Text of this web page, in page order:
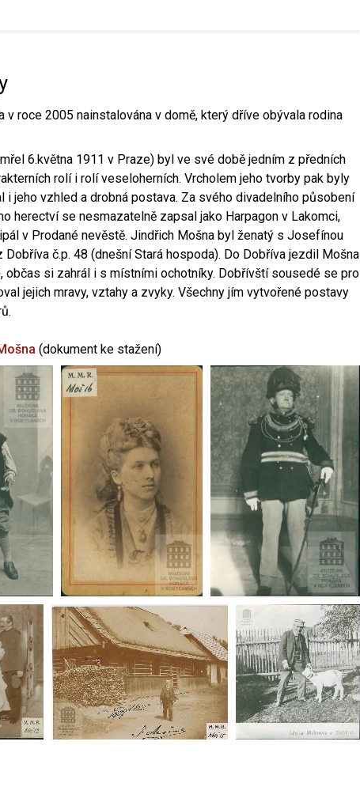
roce 2005 nainstalována v domě, který dříve obývala rodina
6.května 1911 v Praze) byl ve své době jedním z předních
rolí i rolí veseloherních. Vrcholem jeho tvorby pak byly
jeho vzhled a drobná postava. Za svého divadelního působení
herectví se nesmazatelně zapsal jako Harpagon v Lakomci,
v Prodané nevěstě. Jindřich Mošna byl ženatý s Josefínou
č.p. 48 (dnešní Stará hospoda). Do Dobříva jezdil Mošna
si zahrál i s místními ochotníky. Dobřívští sousedé se pro
jejich mravy, vztahy a zvyky. Všechny jím vytvořené postavy
(dokument ke stažení)